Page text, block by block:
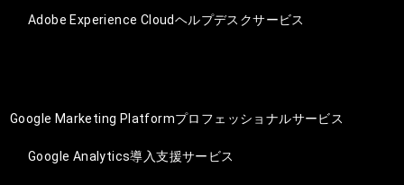
Adobe Experience Cloudヘルプデスクサービス
Google Marketing Platformプロフェッショナルサービス
Google Analytics導入支援サービス